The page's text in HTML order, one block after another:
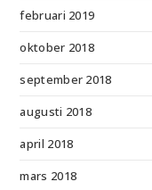
februari 2019
oktober 2018
september 2018
augusti 2018
april 2018
mars 2018